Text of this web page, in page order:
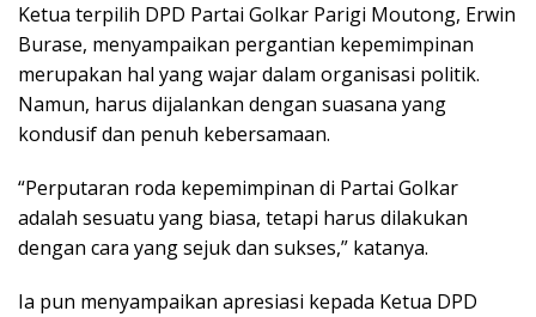
Ketua terpilih DPD Partai Golkar Parigi Moutong, Erwin
Burase, menyampaikan pergantian kepemimpinan
merupakan hal yang wajar dalam organisasi politik.
Namun, harus dijalankan dengan suasana yang
kondusif dan penuh kebersamaan.
“Perputaran roda kepemimpinan di Partai Golkar
adalah sesuatu yang biasa, tetapi harus dilakukan
dengan cara yang sejuk dan sukses,” katanya.
Ia pun menyampaikan apresiasi kepada Ketua DPD